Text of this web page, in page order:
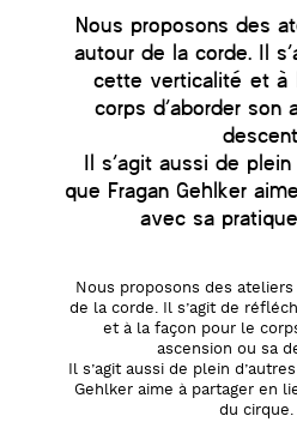
Nous proposons des
autour de la corde. Il
cette verticalité et à
corps d’aborder son
Il s’agit aussi de
que Fragan Gehlker
avec sa
Nous proposons des
de la corde. Il s’agit de
et à la façon pour le
ascension ou sa
Il s’agit aussi de plein
Gehlker aime à partager en
du cirque.